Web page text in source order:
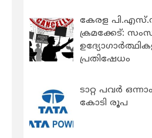
കേരള
ക്രമക്കേട്:
പ്രതിഷേധം
ടാറ്റ പവർ
കോടി രൂപ